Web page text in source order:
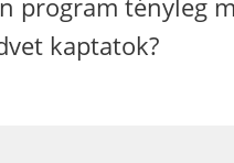
kaptatok?